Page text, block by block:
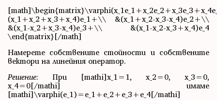
(x_1+x_2+x_3+x_4)e_1+\\ &(x_1+x_2-x_3-x_4)e_2+\\
&(x_1-x_2+x_3-x_4)e_3+\\ &(x_1-x_2-x_3+x_4)e_4
\end{matrix}[/math]
Намерете собствените стойности и собствените
вектори на линейния оператор.
Решение: При [mathi]x_1=1, x_2=0, x_3=0,
x_4=0[/mathi] имаме
[mathi]\varphi(e_1)=e_1+e_2+e_3+e_4[/mathi]